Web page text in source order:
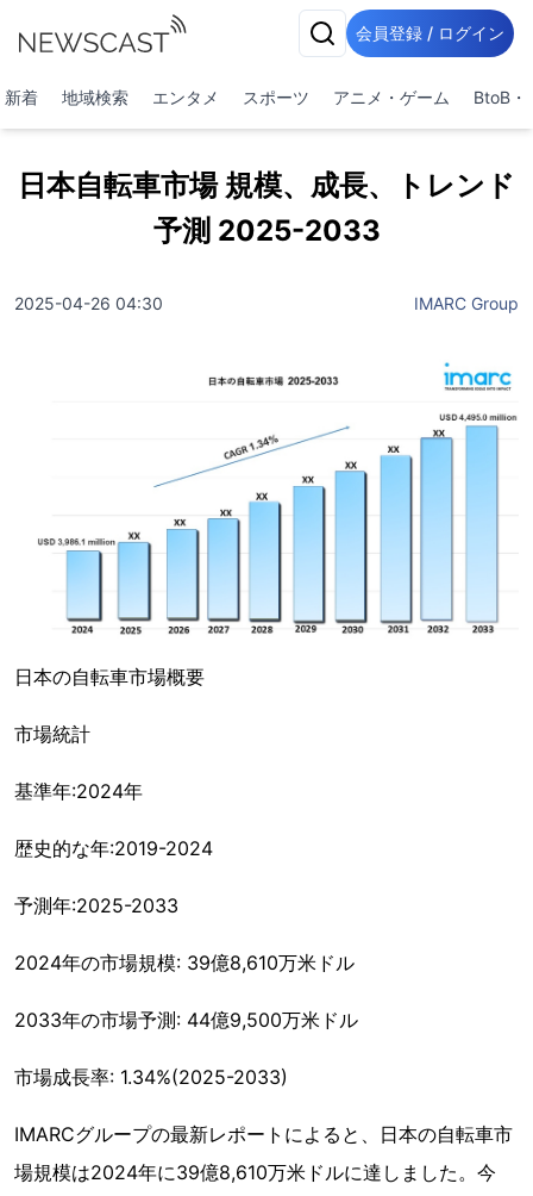
会員登録 / ログイン
新着 地域検索 エンタメ スポーツ アニメ・ゲーム BtoB・
日本自転車市場 規模、成長、トレンド
予測 2025-2033
2025-04-26 04:30 IMARC Group
日本の自転車市場概要
市場統計
基準年:2024年
歴史的な年:2019-2024
予測年:2025-2033
2024年の市場規模: 39億8,610万米ドル
2033年の市場予測: 44億9,500万米ドル
市場成長率: 1.34%(2025-2033)
IMARCグループの最新レポートによると、日本の自転車市
場規模は2024年に39億8,610万米ドルに達しました。今